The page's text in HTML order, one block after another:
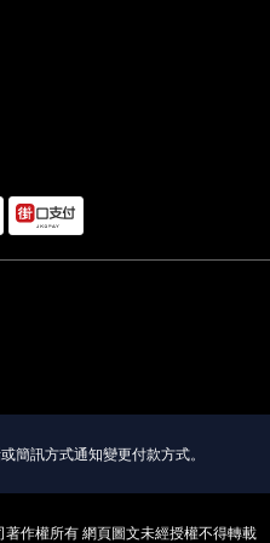
簡訊方式通知變更付款方式。
作權所有 網頁圖文未經授權不得轉載